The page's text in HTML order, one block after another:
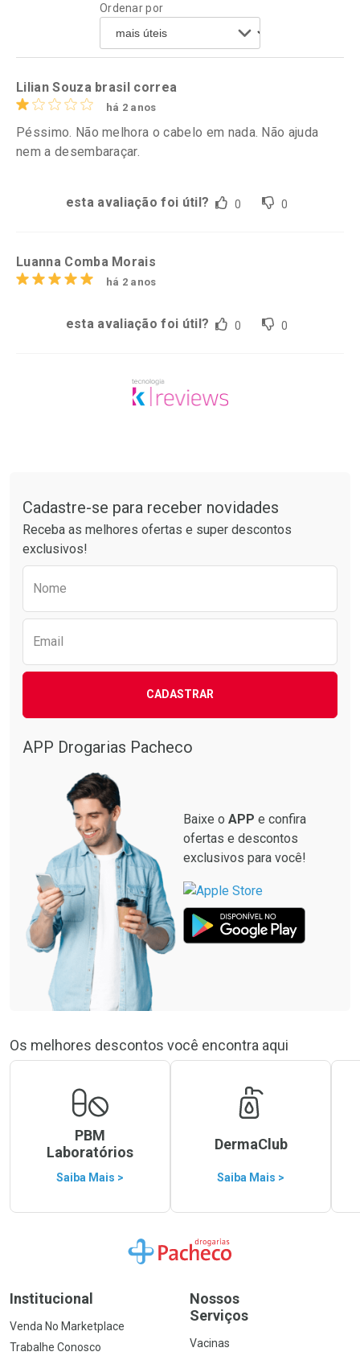
Comprar sem Desconto
Por R$ 61,55/cada
Comprar sem Desconto
Comprar sem Desconto
Por R$ 17,59/cada
Ordenar por
Lilian Souza brasil correa
há 2 anos
Péssimo. Não melhora o cabelo em nada. Não ajuda
nem a desembaraçar.
esta avaliação foi útil? 0 0
Luanna Comba Morais
há 2 anos
esta avaliação foi útil? 0 0
Cadastre-se para receber novidades
Receba as melhores ofertas e super descontos
exclusivos!
Nome
Email
CADASTRAR
APP Drogarias Pacheco
Baixe o APP e confira
ofertas e descontos
exclusivos para você!
Os melhores descontos você encontra aqui
PBM
Laboratórios
Saiba Mais >
DermaClub
Saiba Mais >
Ir para a Home
Institucional
Venda No Marketplace
Trabalhe Conosco
Nossos
Serviços
Vacinas